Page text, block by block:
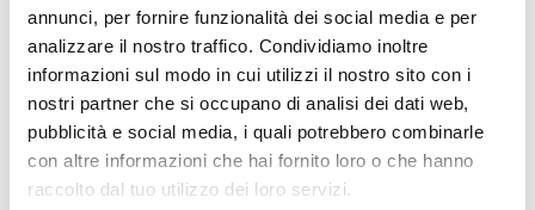
annunci, per fornire funzionalità dei social media e per
analizzare il nostro traffico. Condividiamo inoltre
informazioni sul modo in cui utilizzi il nostro sito con i
nostri partner che si occupano di analisi dei dati web,
pubblicità e social media, i quali potrebbero combinarle
con altre informazioni che hai fornito loro o che hanno
raccolto dal tuo utilizzo dei loro servizi.
Registrati per i download
Registrati per i download
SDS / Scheda di
Sicurezza
Registrati per i download